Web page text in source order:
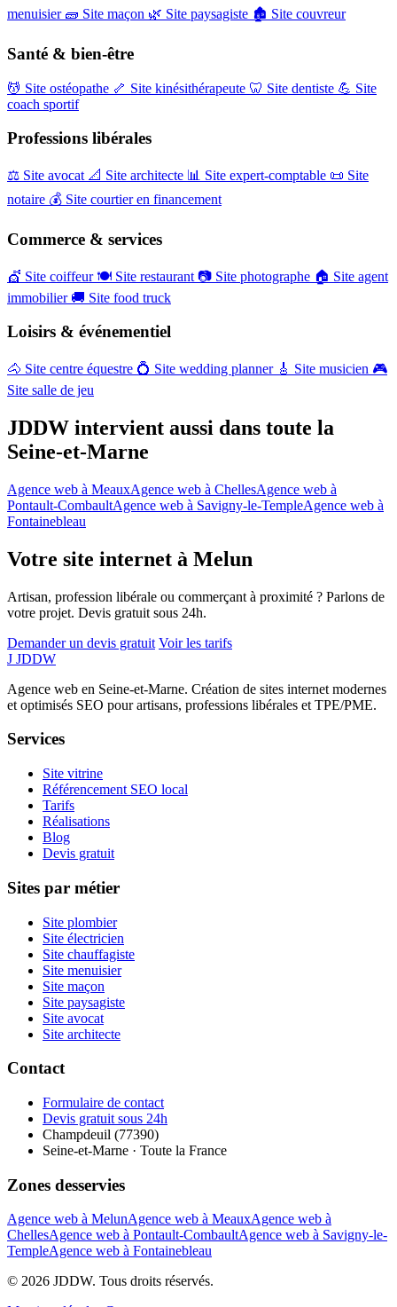
menuisier 🧱 Site maçon 🌿 Site paysagiste 🏚️ Site couvreur
Santé & bien-être
💆 Site ostéopathe 🦴 Site kinésithérapeute 🦷 Site dentiste 💪 Site
coach sportif
Professions libérales
⚖️ Site avocat 📐 Site architecte 📊 Site expert-comptable 📜 Site
notaire 💰 Site courtier en financement
Commerce & services
💇 Site coiffeur 🍽️ Site restaurant 📷 Site photographe 🏠 Site agent
immobilier 🚚 Site food truck
Loisirs & événementiel
🐴 Site centre équestre 💍 Site wedding planner 🎸 Site musicien 🎮
Site salle de jeu
JDDW intervient aussi dans toute la
Seine-et-Marne
Agence web à MeauxAgence web à ChellesAgence web à
Pontault-CombaultAgence web à Savigny-le-TempleAgence web à
Fontainebleau
Votre site internet à Melun
Artisan, profession libérale ou commerçant à proximité ? Parlons de
votre projet. Devis gratuit sous 24h.
Demander un devis gratuit Voir les tarifs
J JDDW
Agence web en Seine-et-Marne. Création de sites internet modernes
et optimisés SEO pour artisans, professions libérales et TPE/PME.
Services
Site vitrine
Référencement SEO local
Tarifs
Réalisations
Blog
Devis gratuit
Sites par métier
Site plombier
Site électricien
Site chauffagiste
Site menuisier
Site maçon
Site paysagiste
Site avocat
Site architecte
Contact
Formulaire de contact
Devis gratuit sous 24h
Champdeuil (77390)
Seine-et-Marne · Toute la France
Zones desservies
Agence web à MelunAgence web à MeauxAgence web à
ChellesAgence web à Pontault-CombaultAgence web à Savigny-le-
TempleAgence web à Fontainebleau
© 2026 JDDW. Tous droits réservés.